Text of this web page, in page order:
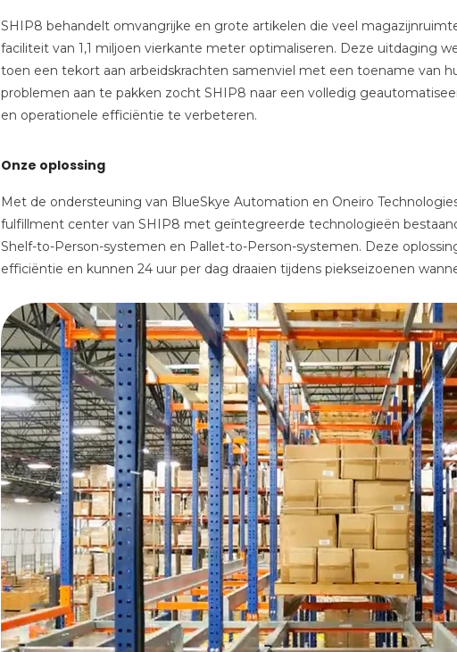
SHIP8 behandelt omvangrijke en grote artikelen die veel
faciliteit van 1,1 miljoen vierkante meter optimaliseren. Deze uitdaging
toen een tekort aan arbeidskrachten samenviel met een toename van
problemen aan te pakken zocht SHIP8 naar een volledig
en operationele efficiëntie te verbeteren.
Onze oplossing
Met de ondersteuning van BlueSkye Automation en Oneiro
fulfillment center van SHIP8 met geïntegreerde technologieën
Shelf-to-Person-systemen en Pallet-to-Person-systemen. Deze
efficiëntie en kunnen 24 uur per dag draaien tijdens piekseizoenen